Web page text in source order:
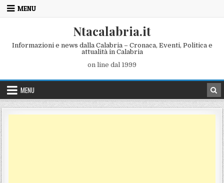
Skip to content
MENU
Ntacalabria.it
Informazioni e news dalla Calabria – Cronaca, Eventi, Politica e
attualità in Calabria
on line dal 1999
MENU